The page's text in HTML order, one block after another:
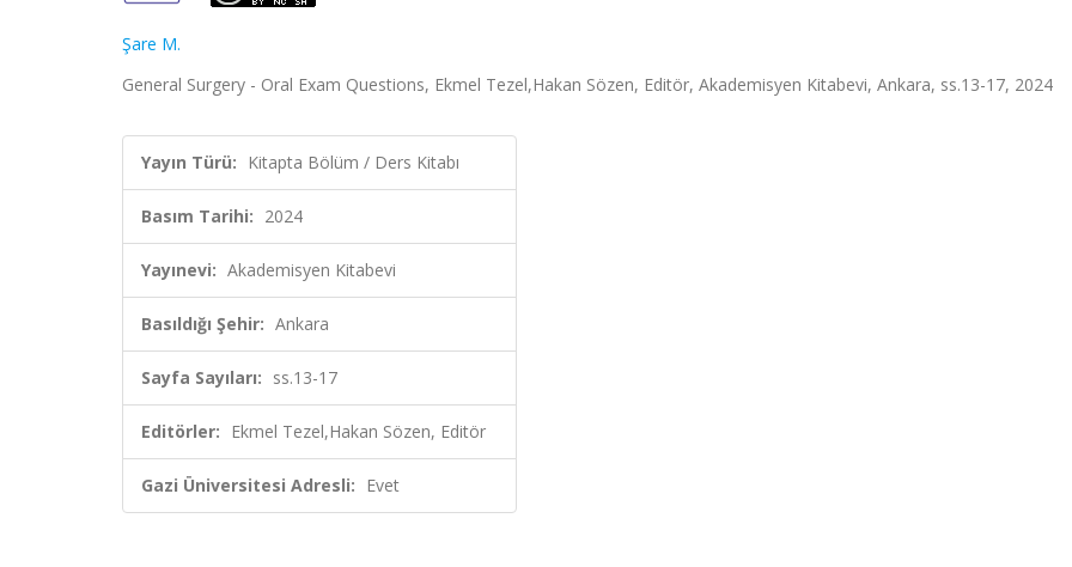
Şare M.
General Surgery - Oral Exam Questions, Ekmel Tezel,Hakan Sözen, Editör, Akademisyen Kitabevi, Ankara, ss.13-17, 2024
Yayın Türü: Kitapta Bölüm / Ders Kitabı
Basım Tarihi: 2024
Yayınevi: Akademisyen Kitabevi
Basıldığı Şehir: Ankara
Sayfa Sayıları: ss.13-17
Editörler: Ekmel Tezel,Hakan Sözen, Editör
Gazi Üniversitesi Adresli: Evet